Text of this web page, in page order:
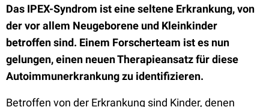
Das IPEX-Syndrom ist eine seltene Erkrankung, von
der vor allem Neugeborene und Kleinkinder
betroffen sind. Einem Forscherteam ist es nun
gelungen, einen neuen Therapieansatz für diese
Autoimmunerkrankung zu identifizieren.
Betroffen von der Erkrankung sind Kinder, denen